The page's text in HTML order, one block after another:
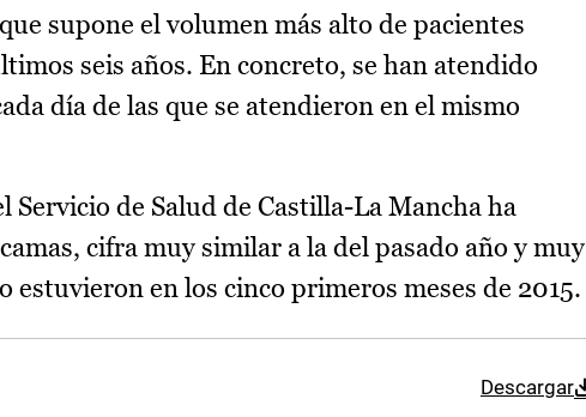
supone el volumen más alto de pacientes
seis años. En concreto, se han atendido
día de las que se atendieron en el mismo
de Salud de Castilla-La Mancha ha
cifra muy similar a la del pasado año y muy
estuvieron en los cinco primeros meses de 2015.
Descargar